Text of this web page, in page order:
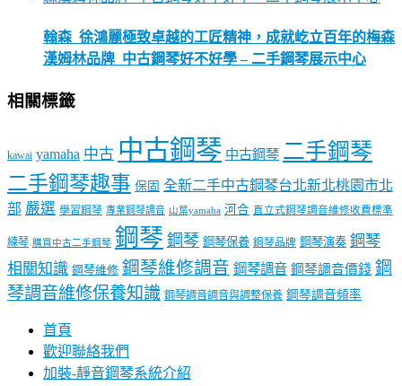
翰森_徐鴻麗極致卓越的工匠精神，成就屹立百年的梅森
漢姆林品牌_中古鋼琴好不好學 – 二手鋼琴展示中心
相關標籤
kawai yamaha 中古 中古鋼琴 中古鋼琴 二手鋼琴
二手鋼琴趣事 保固 全新二手中古鋼琴台北新北桃園市北
部 嚴選 學習鋼琴 專業鋼琴調音 山葉yamaha 河合 直立式鋼琴調音維修收費標準
練琴 購買中古二手鋼琴 鋼琴 鋼琴 鋼琴保養 鋼琴品牌 鋼琴演奏 鋼琴
相關知識 鋼琴維修 鋼琴維修調音 鋼琴調音 鋼琴調音價錢 鋼
琴調音維修保養知識 鋼琴調音調音與調整保養 鋼琴調音頻率
首頁
歡迎聯絡我們
加裝-靜音鋼琴系統介紹